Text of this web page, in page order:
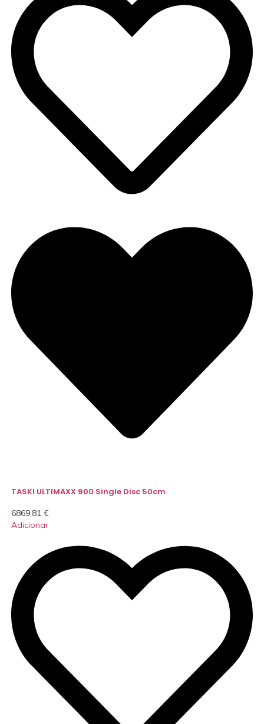
TASKI ULTIMAXX 900 Single Disc 50cm
6869,81 €
Adicionar